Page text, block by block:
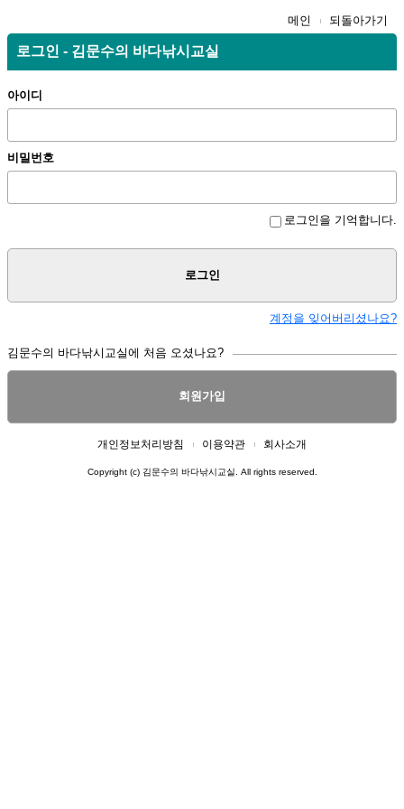
메인 되돌아가기
로그인 - 김문수의 바다낚시교실
아이디
비밀번호
로그인을 기억합니다.
로그인
계정을 잊어버리셨나요?
김문수의 바다낚시교실에 처음 오셨나요?
회원가입
개인정보처리방침 이용약관 회사소개
Copyright (c) 김문수의 바다낚시교실. All rights reserved.